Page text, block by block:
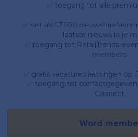
✅ toegang tot alle
✅ net als 57.500
laatste nieuws in je
✅ toegang tot RetailTrends-
members.
✅ gratis vacatureplaatsingen op
✅ toegang tot
Connect.
Word